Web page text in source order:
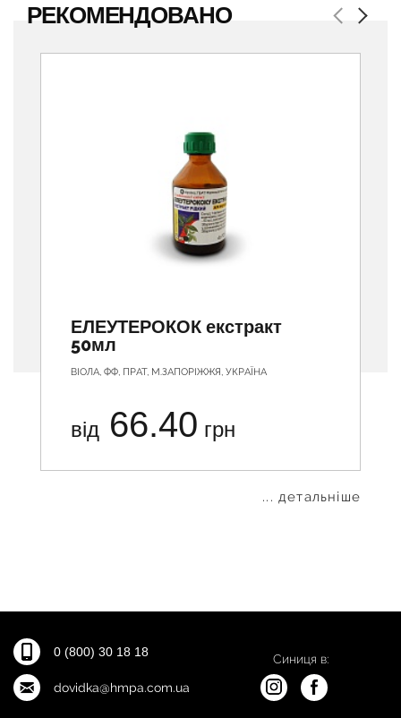
РЕКОМЕНДОВАНО Previous
ЕЛЕУТЕРОКОК екстракт
50мл
ВІОЛА, ФФ, ПРАТ, М.ЗАПОРІЖЖЯ, УКРАЇНА
від 66.40 грн
... детальніше
Next
0 (800) 30 18 18
dovidka@hmpa.com.ua
Синиця в: